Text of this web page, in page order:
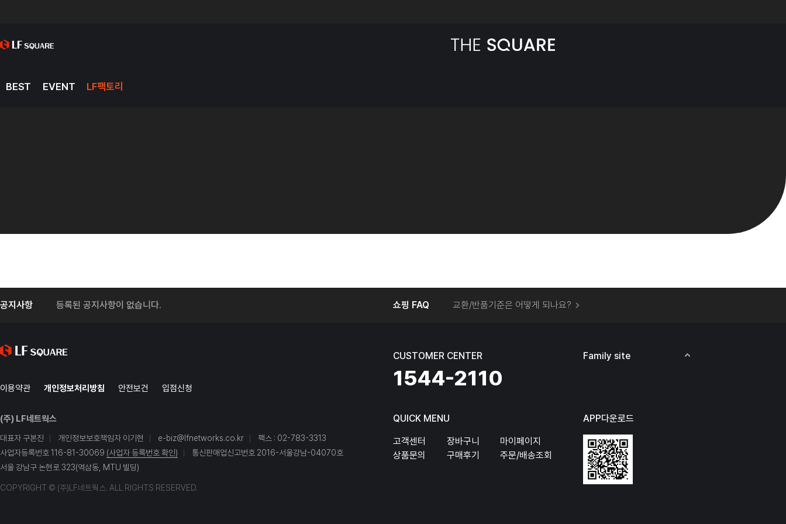
BEST EVENT LF팩토리
공지사항 등록된 공지사항이 없습니다. 쇼핑 FAQ
온라인에서 주문 후 오프라인 매장에서 상품을 수령할 수 있나요?
교환/반품기준은 어떻게 되나요?
온라인에서 구매한 상품 오프라인에서 반품이 가능한가요?
이용약관 개인정보처리방침 안전보건 입점신청
(주) LF네트웍스
대표자 구본진 개인정보보호책임자 이기현 e-biz@lfnetworks.co.kr
팩스 : 02-783-3313
사업자등록번호 116-81-30069 (사업자 등록번호 확인)
통신판매업신고번호 2016-서울강남-04070호
서울 강남구 논현로 323(역삼동, MTU 빌딩)
COPYRIGHT © (주)LF네트웍스. ALL RIGHTS RESERVED.
CUSTOMER CENTER
1544-2110
Family site
QUICK MENU
고객센터 장바구니
마이페이지
상품문의
구매후기 주문/배송조회
APP다운로드